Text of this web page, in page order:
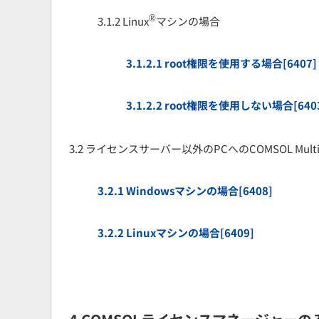
3.1.2 Linux®マシンの場合
3.1.2.1 root権限を使用する場合[6407]
3.1.2.2 root権限を使用しない場合
3.2 ライセンスサーバー以外のPCへのCOMSOL
3.2.1 Windowsマシンの場合[6408]
3.2.2 Linuxマシンの場合[6409]